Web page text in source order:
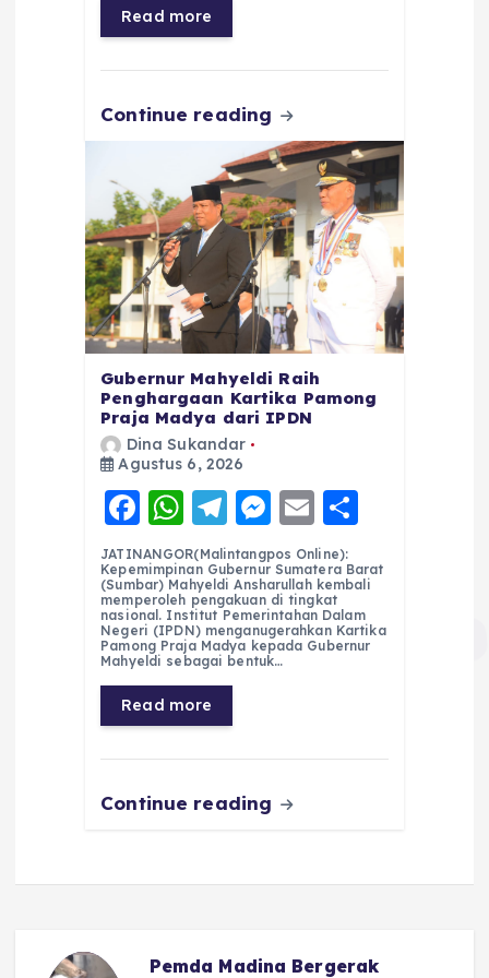
o
o
k
p
p m
Read more
Continue reading
Gubernur Mahyeldi Raih
Penghargaan Kartika Pamong
Praja Madya dari IPDN
Dina Sukandar
Agustus 6, 2026
F
a
c
e
b
o
o
k
W
h
a
ts
A
p
p
T
el
e
g
r
a
m
M
e
ss
e
n
E
m
ai
l
a
re
JATINANGOR(Malintangpos Online):
Kepemimpinan Gubernur Sumatera Barat
(Sumbar) Mahyeldi Ansharullah kembali
memperoleh pengakuan di tingkat
nasional. Institut Pemerintahan Dalam
Negeri (IPDN) menganugerahkan Kartika
Pamong Praja Madya kepada Gubernur
Mahyeldi sebagai bentuk…
Read more
Continue reading
Pemda Madina Bergerak